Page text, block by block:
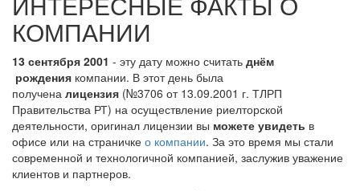
КОМПАНИИ
13 сентября 2001 - эту дату можно считать днём
рождения компании. В этот день была
получена лицензия (№3706 от 13.09.2001 г. ТЛРП
Правительства РТ) на осуществление риелторской
деятельности, оригинал лицензии вы можете увидеть в
офисе или на страничке о компании. За это время мы стали
современной и технологичной компанией, заслужив уважение
клиентов и партнеров.